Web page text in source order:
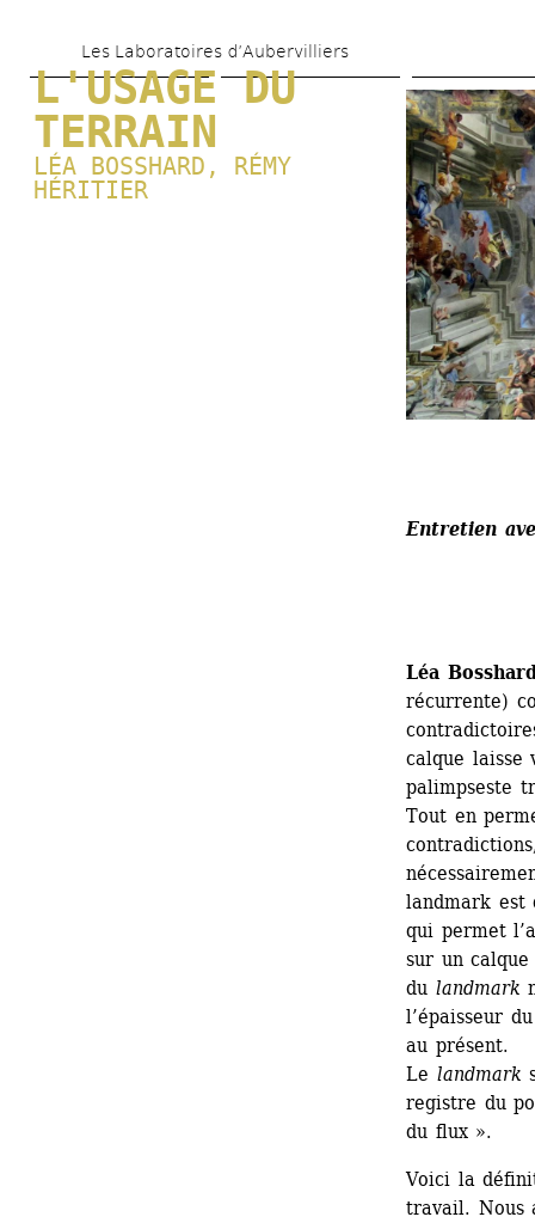
au
contenu
principal
Les Laboratoires d’Aubervilliers
L'USAGE DU
TERRAIN
LÉA BOSSHARD , RÉMY
HÉRITIER
Entretien
Léa
récurrente)
calque laisse
palimpseste
Tout en
landmark est
qui permet
sur un
du landmark
l’épaisseur
au présent.
Le landmark
registre du
du flux ».
Voici la
travail. Nous